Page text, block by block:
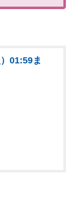
01:59ま